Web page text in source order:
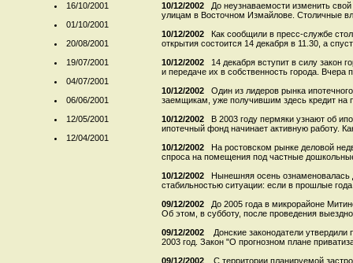
16/10/2001
01/10/2001
20/08/2001
19/07/2001
04/07/2001
06/06/2001
12/05/2001
12/04/2001
10/12/2002
До неузнаваемости изменить
улицам в Восточном Измайлове. Столичные
10/12/2002
Как сообщили в пресс-службе
открытия состоится 14 декабря в 11.30, а
10/12/2002
14 декабря вступит в силу закон
и передаче их в собственность города. Вчера
10/12/2002
Один из лидеров рынка
заемщикам, уже получившим здесь кредит на
10/12/2002
В 2003 году пермяки узнают об
ипотечный фонд начинает активную работу.
10/12/2002
На ростовском рынке деловой
спроса на помещения под частные
10/12/2002
Нынешняя осень ознаменовалась
стабильностью ситуации: если в прошлые
09/12/2002
До 2005 года в микрорайоне
Об этом, в субботу, после проведения
09/12/2002
Донские законодатели
2003 год. Закон "О прогнозном плане
09/12/2002
С территории планируемой